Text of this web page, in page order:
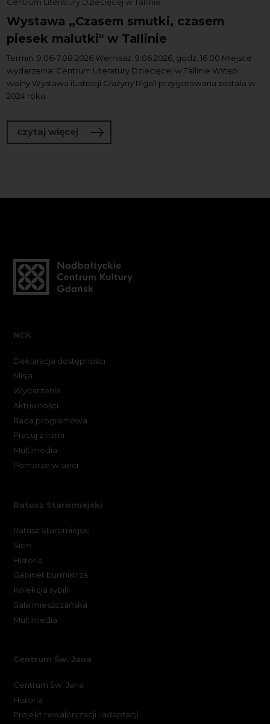
Wystawa „Czasem smutki, czasem
piesek malutki" w Tallinie
Termin: 9.06-7.08.2026 Wernisaż: 9.06.2026, godz. 16.00 Miejsce
wydarzenia: Centrum Literatury Dziecięcej w Tallinie Wstęp:
wolny Wystawa ilustracji Grażyny Rigall przygotowana została w
2024 roku...
czytaj więcej o Wystawa „Czasem smutki, czasem
NCK
Deklaracja dostępności
Misja
Wydarzenia
Aktualności
Rada programowa
Pracuj z nami
Multimedia
Pomorze w sieci
Ratusz Staromiejski
Ratusz Staromiejski
Sień
Historia
Gabinet burmistrza
Kolekcja sybilli
Sala mieszczańska
Multimedia
Centrum Św. Jana
Centrum Św. Jana
Historia
Projekt rewaloryzacji i adaptacji